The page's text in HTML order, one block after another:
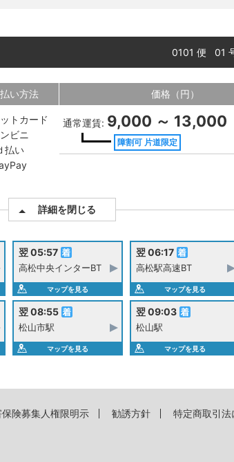
0101 便 01
い方法
トカード
ビニ
払い
価格（円）
通常運賃: 9,000 ～ 13,000
障割可 片道限定
詳細を閉じる
翌 05:57
高松中央インターBT
マップを見る
翌 06:17
高松駅高速BT
マップを見る
翌 08:55
松山市駅
マップを見る
翌 09:03
松山駅
マップを見る
険募集人権限明示 勧誘方針
特定商取引